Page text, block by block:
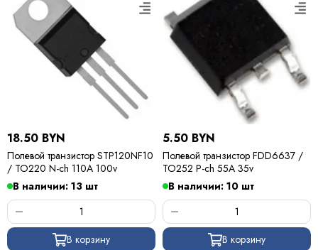
18.50 BYN
Полевой транзистор STP120NF10
/ TO220 N-ch 110A 100v
В наличии: 13 шт
В корзину
5.50 BYN
Полевой транзистор FDD6637 /
TO252 P-ch 55A 35v
В наличии: 10 шт
В корзину